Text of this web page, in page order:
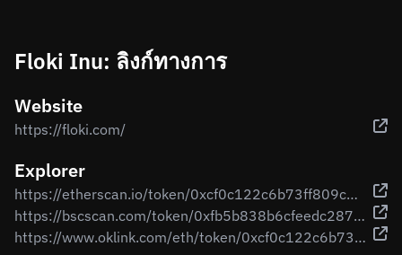
Floki Inu: ลิงก์ทางการ
Website
https://floki.com/
Explorer
https://etherscan.io/token/0xcf0c122c6b73ff809c693db761e7baebe62b6a2e
https://bscscan.com/token/0xfb5b838b6cfeedc2873ab27866079ac55363d37e
https://www.oklink.com/eth/token/0xcf0c122c6b73ff809c693db761e7baebe62b6a2e